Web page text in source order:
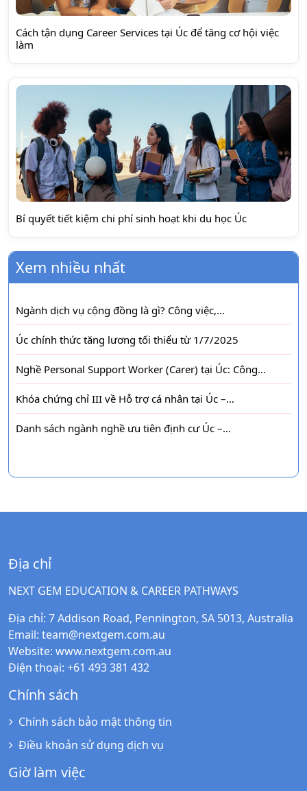
Cách tận dụng Career Services tại Úc để tăng cơ hội việc
làm
Bí quyết tiết kiệm chi phí sinh hoạt khi du học Úc
Xem nhiều nhất
Ngành dịch vụ cộng đồng là gì? Công việc,…
Úc chính thức tăng lương tối thiểu từ 1/7/2025
Nghề Personal Support Worker (Carer) tại Úc: Công…
Khóa chứng chỉ III về Hỗ trợ cá nhân tại Úc –…
Danh sách ngành nghề ưu tiên định cư Úc –…
Địa chỉ
NEXT GEM EDUCATION & CAREER PATHWAYS
Địa chỉ: 7 Addison Road, Pennington, SA 5013, Australia
Email: team@nextgem.com.au
Website: www.nextgem.com.au
Điện thoại: +61 493 381 432
Chính sách
Chính sách bảo mật thông tin
Điều khoản sử dụng dịch vụ
Giờ làm việc